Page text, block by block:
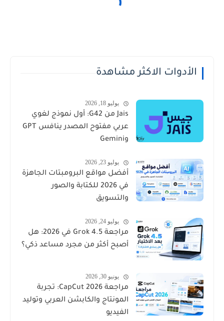
الأدوات الاكثر مشاهدة
يوليو 18, 2026
Jais من G42: أول نموذج لغوي
عربي مفتوح المصدر ينافس GPT
وGemini
يوليو 23, 2026
أفضل مواقع البرومبتات الجاهزة
في 2026 للكتابة والصور
والتسويق
يوليو 24, 2026
مراجعة Grok 4.5 في 2026: هل
أصبح أكثر من مجرد مساعد ذكي؟
يونيو 30, 2026
مراجعة CapCut 2026: تجربة
المونتاج والكابشن العربي وتوليد
الفيديو